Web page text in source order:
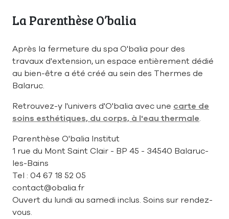
La Parenthèse O’balia
Après la fermeture du spa O'balia pour des
travaux d'extension, un espace entièrement dédié
au bien-être a été créé au sein des Thermes de
Balaruc.
Retrouvez-y l'univers d'O'balia avec une carte de
soins esthétiques, du corps, à l'eau thermale.
Parenthèse O'balia Institut
1 rue du Mont Saint Clair - BP 45 - 34540 Balaruc-
les-Bains
Tel : 04 67 18 52 05
contact@obalia.fr
Ouvert du lundi au samedi inclus. Soins sur rendez-
vous.